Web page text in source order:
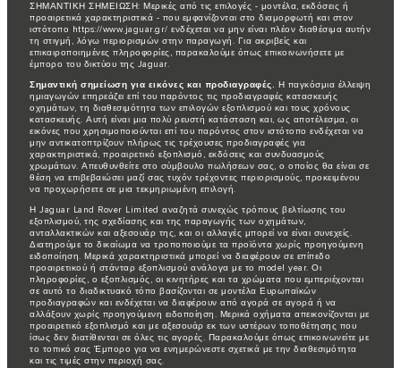
ΣΗΜΑΝΤΙΚΗ ΣΗΜΕΙΩΣΗ: Μερικές από τις επιλογές - μοντέλα, εκδόσεις ή
προαιρετικά χαρακτηριστικά - που εμφανίζονται στο διαμορφωτή και στον
ιστότοπο https://www.jaguar.gr/ ενδέχεται να μην είναι πλέον διαθέσιμα αυτήν
τη στιγμή, λόγω περιορισμών στην παραγωγή. Για ακριβείς και
επικαιροποιημένες πληροφορίες, παρακαλούμε όπως επικοινωνήσετε με
έμπορο του δικτύου της Jaguar.
Σημαντική σημείωση για εικόνες και προδιαγραφές. Η παγκόσμια έλλειψη
ημιαγωγών επηρεάζει επί του παρόντος τις προδιαγραφές κατασκευής
οχημάτων, τη διαθεσιμότητα των επιλογών εξοπλισμού και τους χρόνους
κατασκευής. Αυτή είναι μια πολύ ρευστή κατάσταση και, ως αποτέλεσμα, οι
εικόνες που χρησιμοποιούνται επί του παρόντος στον ιστότοπο ενδέχεται να
μην αντικατοπτρίζουν πλήρως τις τρέχουσες προδιαγραφές για
χαρακτηριστικά, προαιρετικό εξοπλισμό, εκδόσεις και συνδυασμούς
χρωμάτων. Απευθυνθείτε στο σύμβουλο πωλήσεων σας, ο οποίος θα είναι σε
θέση να επιβεβαιώσει μαζί σας τυχόν τρέχοντες περιορισμούς, προκειμένου
να προχωρήσετε σε μια τεκμηριωμένη επιλογή.
Η Jaguar Land Rover Limited αναζητά συνεχώς τρόπους βελτίωσης του
εξοπλισμού, της σχεδίασης και της παραγωγής των οχημάτων,
ανταλλακτικών και αξεσουάρ της, και οι αλλαγές μπορεί να είναι συνεχείς.
Διατηρούμε το δικαίωμα να τροποποιούμε τα προϊόντα χωρίς προηγούμενη
ειδοποίηση. Μερικά χαρακτηριστικά μπορεί να διαφέρουν σε επίπεδο
προαιρετικού ή στάνταρ εξοπλισμού ανάλογα με το model year. Οι
πληροφορίες, ο εξοπλισμός, οι κινητήρες και τα χρώματα που εμπεριέχονται
σε αυτό το διαδικτυακό τόπο βασίζονται σε μοντέλα Ευρωπαϊκών
προδιαγραφών και ενδέχεται να διαφέρουν από αγορά σε αγορά ή να
αλλάξουν χωρίς προηγούμενη ειδοποίηση. Μερικά οχήματα απεικονίζονται με
προαιρετικό εξοπλισμό και με αξεσουάρ εκ των υστέρων τοποθέτησης που
ίσως δεν διατίθενται σε όλες τις αγορές. Παρακαλούμε όπως επικοινωνείτε με
το τοπικό σας Έμπορο για να ενημερώνεστε σχετικά με την διαθεσιμότητα
και τις τιμές στην περιοχή σας.